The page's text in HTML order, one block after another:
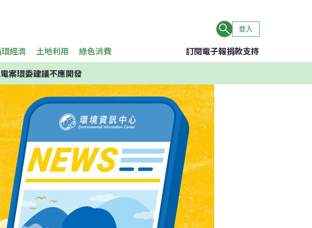
登入
經濟 土地利用 綠色消費 訂閱電子報捐款支持
案環委建議不應開發